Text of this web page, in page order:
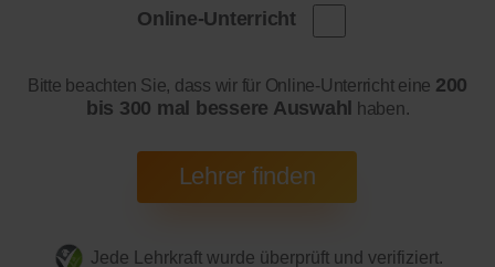
Online-Unterricht
Bitte beachten Sie, dass wir für Online-Unterricht eine 200
bis 300 mal bessere Auswahl haben.
Jede Lehrkraft wurde überprüft und verifiziert.